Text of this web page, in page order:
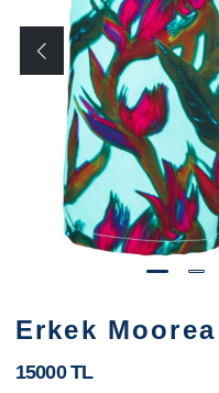
Erkek
15000 TL